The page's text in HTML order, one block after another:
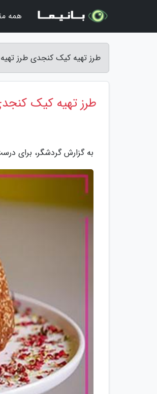
طرز تهیه کیک کنجدی طرز
طرز تهیه کیک
به گزارش گردشگر، برای
همه